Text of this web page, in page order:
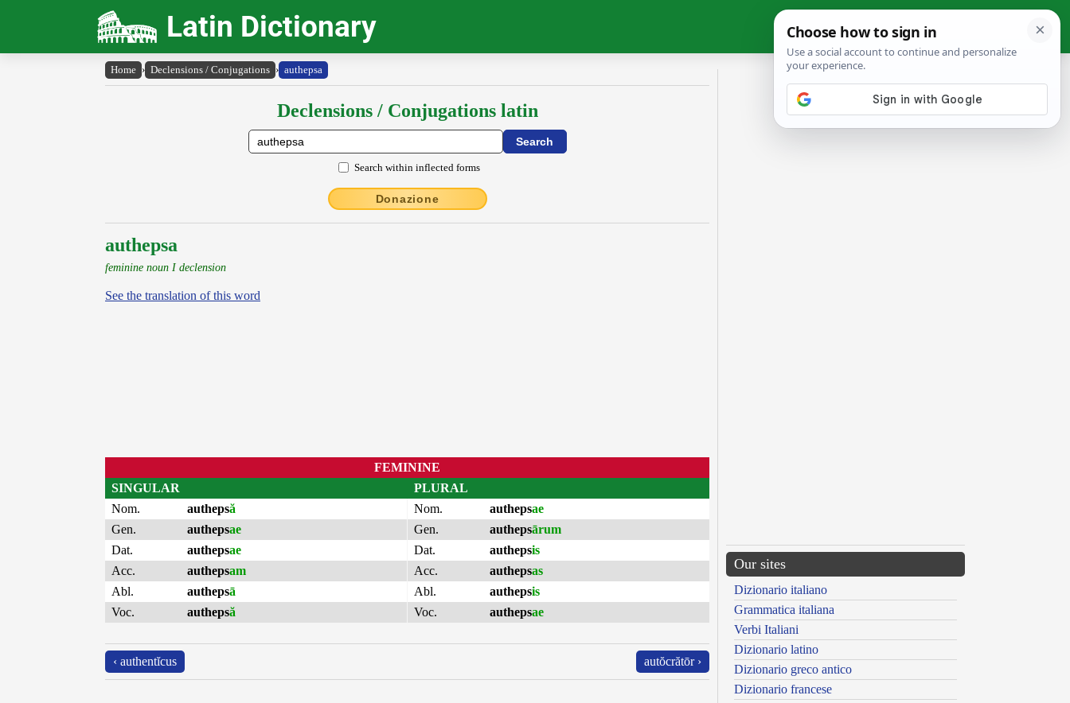
Latin Dictionary
Home › Declensions / Conjugations › authepsa
Declensions / Conjugations latin
Search within inflected forms
Donazione
authepsa
feminine noun I declension
See the translation of this word
FEMININE
SINGULAR
Nom.
authepsă
Gen.
authepsae
Dat.
authepsae
Acc.
authepsam
Abl.
authepsā
Voc.
authepsă
PLURAL
Nom.
authepsae
Gen.
authepsārum
Dat.
authepsis
Acc.
authepsas
Abl.
authepsis
Voc.
authepsae
‹ authentĭcus autŏcrătōr ›
Our sites
Dizionario italiano
Grammatica italiana
Verbi Italiani
Dizionario latino
Dizionario greco antico
Dizionario francese